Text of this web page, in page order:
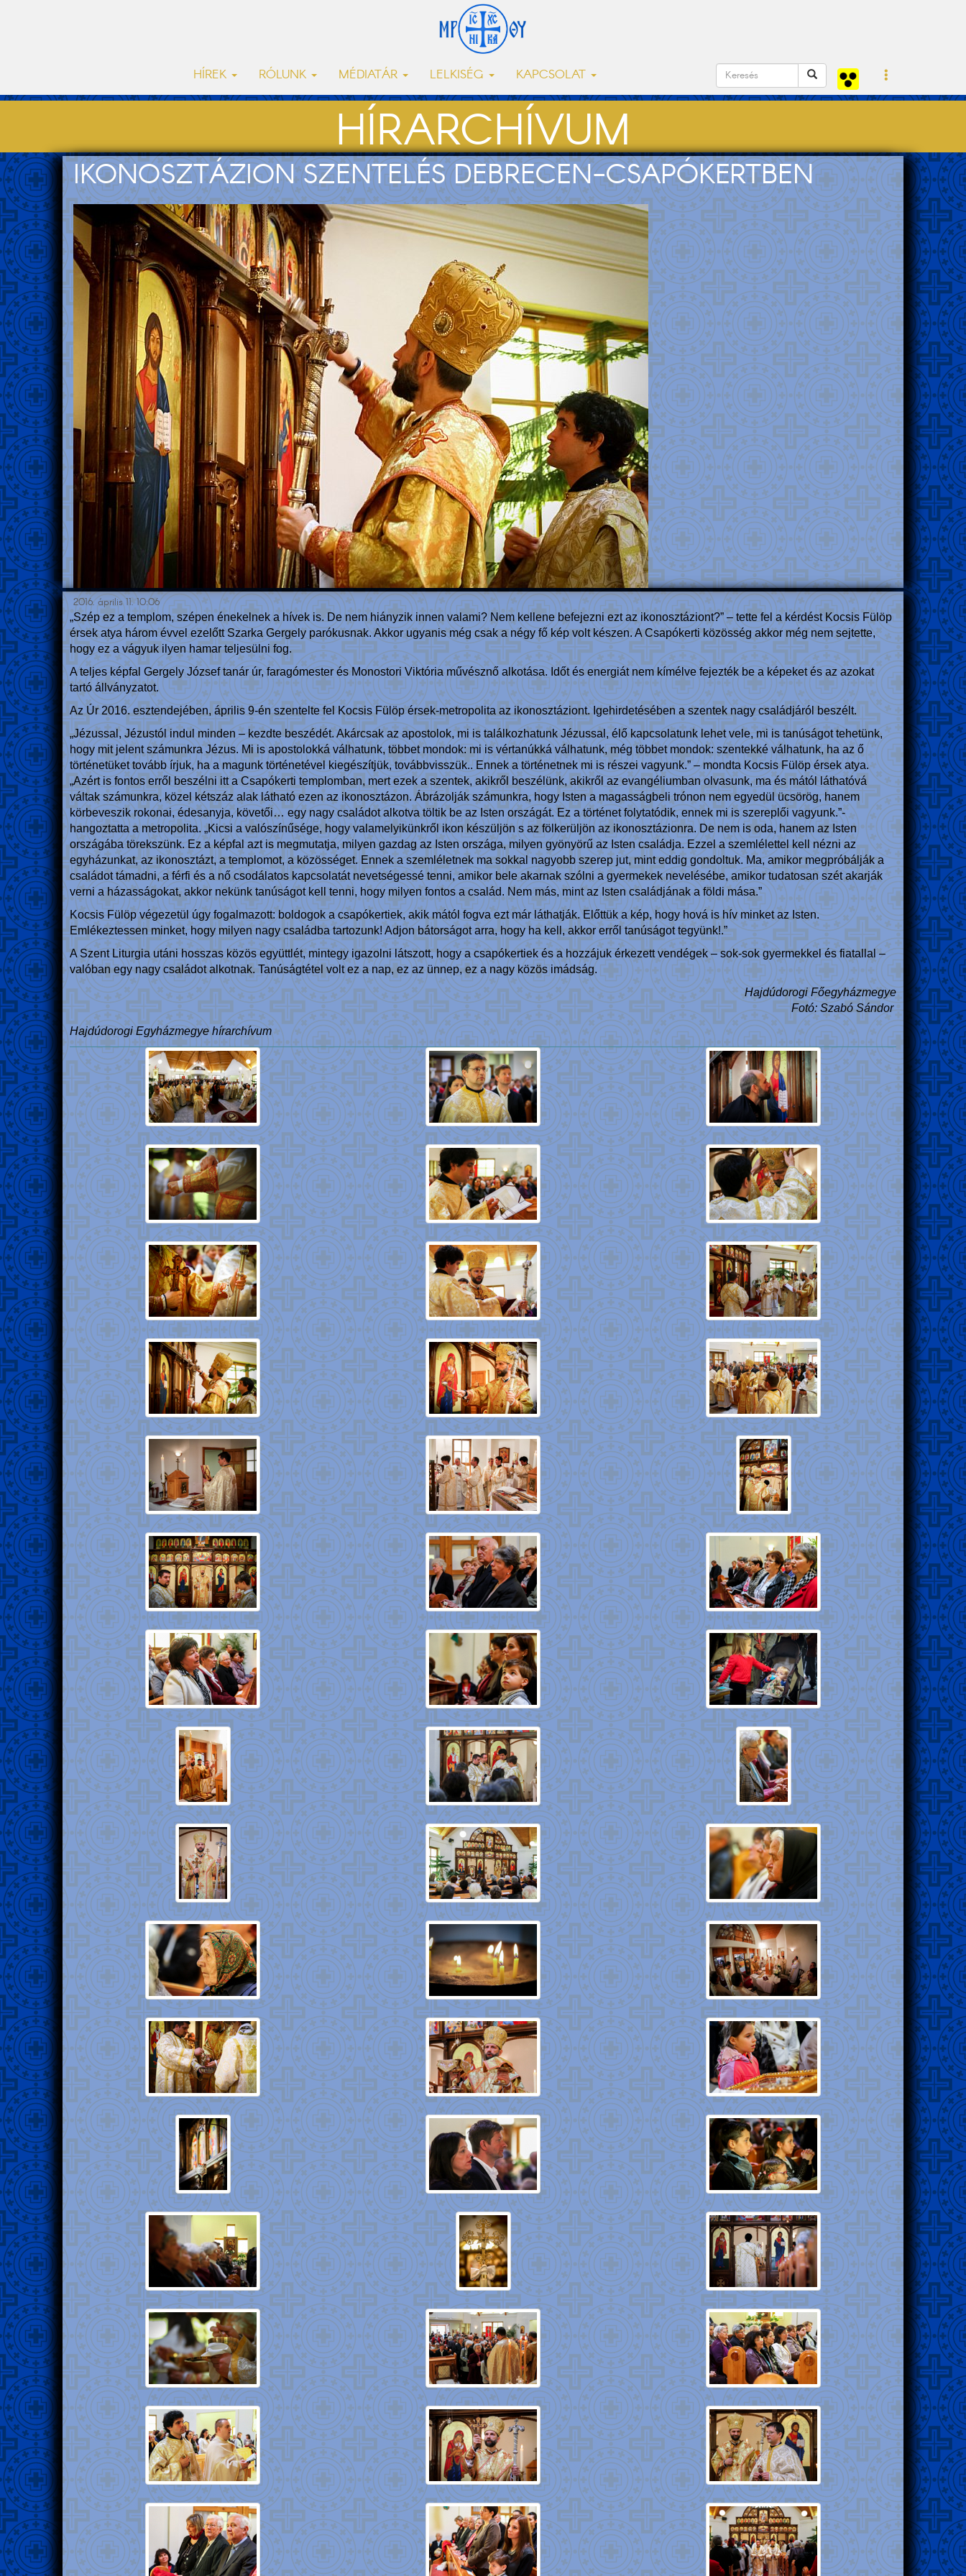
HÍREK RÓLUNK MÉDIATÁR LELKISÉG KAPCSOLAT
HÍRARCHÍVUM
IKONOSZTÁZION SZENTELÉS DEBRECEN-CSAPÓKERTBEN
2016. április 11. 10:06
„Szép ez a templom, szépen énekelnek a hívek is. De nem hiányzik innen valami? Nem kellene befejezni ezt az ikonosztáziont?” – tette fel a kérdést Kocsis Fülöp
érsek atya három évvel ezelőtt Szarka Gergely parókusnak. Akkor ugyanis még csak a négy fő kép volt készen. A Csapókerti közösség akkor még nem sejtette,
hogy ez a vágyuk ilyen hamar teljesülni fog.
A teljes képfal Gergely József tanár úr, faragómester és Monostori Viktória művésznő alkotása. Időt és energiát nem kímélve fejezték be a képeket és az azokat
tartó állványzatot.
Az Úr 2016. esztendejében, április 9-én szentelte fel Kocsis Fülöp érsek-metropolita az ikonosztáziont. Igehirdetésében a szentek nagy családjáról beszélt.
„Jézussal, Jézustól indul minden – kezdte beszédét. Akárcsak az apostolok, mi is találkozhatunk Jézussal, élő kapcsolatunk lehet vele, mi is tanúságot tehetünk,
hogy mit jelent számunkra Jézus. Mi is apostolokká válhatunk, többet mondok: mi is vértanúkká válhatunk, még többet mondok: szentekké válhatunk, ha az ő
történetüket tovább írjuk, ha a magunk történetével kiegészítjük, továbbvisszük.. Ennek a történetnek mi is részei vagyunk.” – mondta Kocsis Fülöp érsek atya.
„Azért is fontos erről beszélni itt a Csapókerti templomban, mert ezek a szentek, akikről beszélünk, akikről az evangéliumban olvasunk, ma és mától láthatóvá
váltak számunkra, közel kétszáz alak látható ezen az ikonosztázon. Ábrázolják számunkra, hogy Isten a magasságbeli trónon nem egyedül ücsörög, hanem
körbeveszik rokonai, édesanyja, követői… egy nagy családot alkotva töltik be az Isten országát. Ez a történet folytatódik, ennek mi is szereplői vagyunk.”-
hangoztatta a metropolita. „Kicsi a valószínűsége, hogy valamelyikünkről ikon készüljön s az fölkerüljön az ikonosztázionra. De nem is oda, hanem az Isten
országába törekszünk. Ez a képfal azt is megmutatja, milyen gazdag az Isten országa, milyen gyönyörű az Isten családja. Ezzel a szemlélettel kell nézni az
egyházunkat, az ikonosztázt, a templomot, a közösséget. Ennek a szemléletnek ma sokkal nagyobb szerep jut, mint eddig gondoltuk. Ma, amikor megpróbálják a
családot támadni, a férfi és a nő csodálatos kapcsolatát nevetségessé tenni, amikor bele akarnak szólni a gyermekek nevelésébe, amikor tudatosan szét akarják
verni a házasságokat, akkor nekünk tanúságot kell tenni, hogy milyen fontos a család. Nem más, mint az Isten családjának a földi mása.”
Kocsis Fülöp végezetül úgy fogalmazott: boldogok a csapókertiek, akik mától fogva ezt már láthatják. Előttük a kép, hogy hová is hív minket az Isten.
Emlékeztessen minket, hogy milyen nagy családba tartozunk! Adjon bátorságot arra, hogy ha kell, akkor erről tanúságot tegyünk!.”
A Szent Liturgia utáni hosszas közös együttlét, mintegy igazolni látszott, hogy a csapókertiek és a hozzájuk érkezett vendégek – sok-sok gyermekkel és fiatallal –
valóban egy nagy családot alkotnak. Tanúságtétel volt ez a nap, ez az ünnep, ez a nagy közös imádság.
Hajdúdorogi Főegyházmegye
Fotó: Szabó Sándor
Hajdúdorogi Egyházmegye hírarchívum